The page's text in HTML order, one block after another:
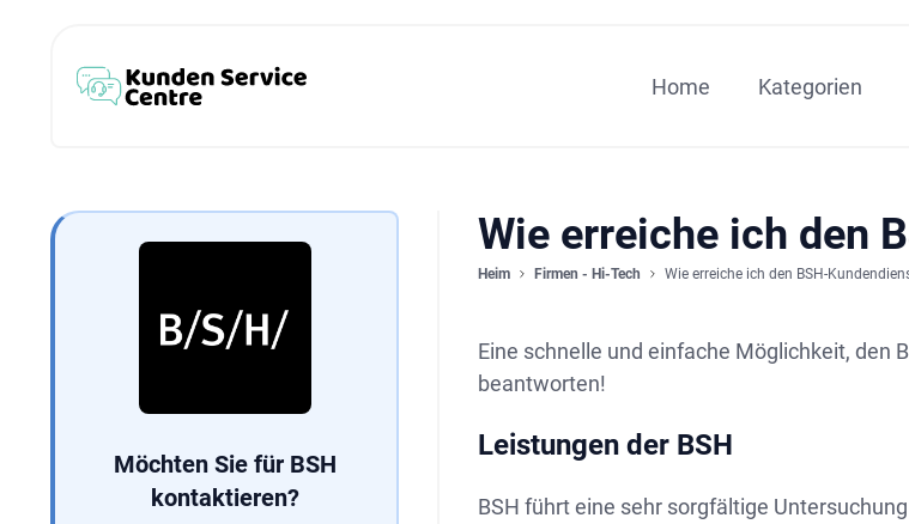
Home Kategorien
Möchten Sie für BSH
kontaktieren?
Wie erreiche ich den
Heim Firmen - Hi-Tech Wie erreiche ich den BSH-
Eine schnelle und einfache Möglichkeit, den
beantworten!
Leistungen der BSH
BSH führt eine sehr sorgfältige